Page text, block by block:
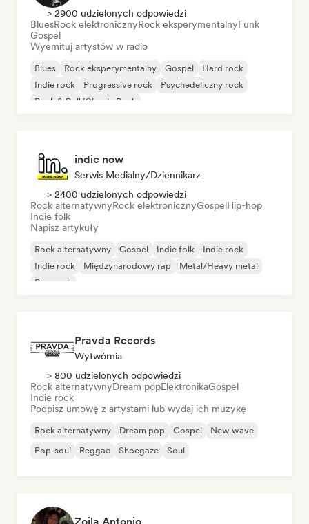
> 2900 udzielonych odpowiedzi
BluesRock elektronicznyRock eksperymentalnyFunk
Gospel
Wyemituj artystów w radio
Blues Rock eksperymentalny Gospel
Hard rock
Indie rock
Progressive rock
Psychedeliczny rock
Rock & Roll/Classic Rock
indie now
Serwis Medialny/Dziennikarz
> 2400 udzielonych odpowiedzi
Rock alternatywnyRock elektronicznyGospelHip-hop
Indie folk
Napisz artykuły
Rock alternatywny Gospel Indie folk
Indie rock
Indie rock
Międzynarodowy rap
Metal/Heavy metal
Pop rock
Pravda Records
Wytwórnia
> 800 udzielonych odpowiedzi
Rock alternatywnyDream popElektronikaGospel
Indie rock
Podpisz umowę z artystami lub wydaj ich muzykę
Rock alternatywny Dream pop Gospel
New wave
Pop-soul
Reggae Shoegaze Soul